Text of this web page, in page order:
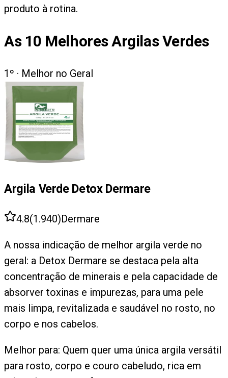
produto à rotina.
As 10 Melhores Argilas Verdes
1 º · Melhor no Geral
Argila Verde Detox Dermare
4.8(1.940)Dermare
A nossa indicação de melhor argila verde no
geral: a Detox Dermare se destaca pela alta
concentração de minerais e pela capacidade de
absorver toxinas e impurezas, para uma pele
mais limpa, revitalizada e saudável no rosto, no
corpo e nos cabelos.
Melhor para: Quem quer uma única argila versátil
para rosto, corpo e couro cabeludo, rica em